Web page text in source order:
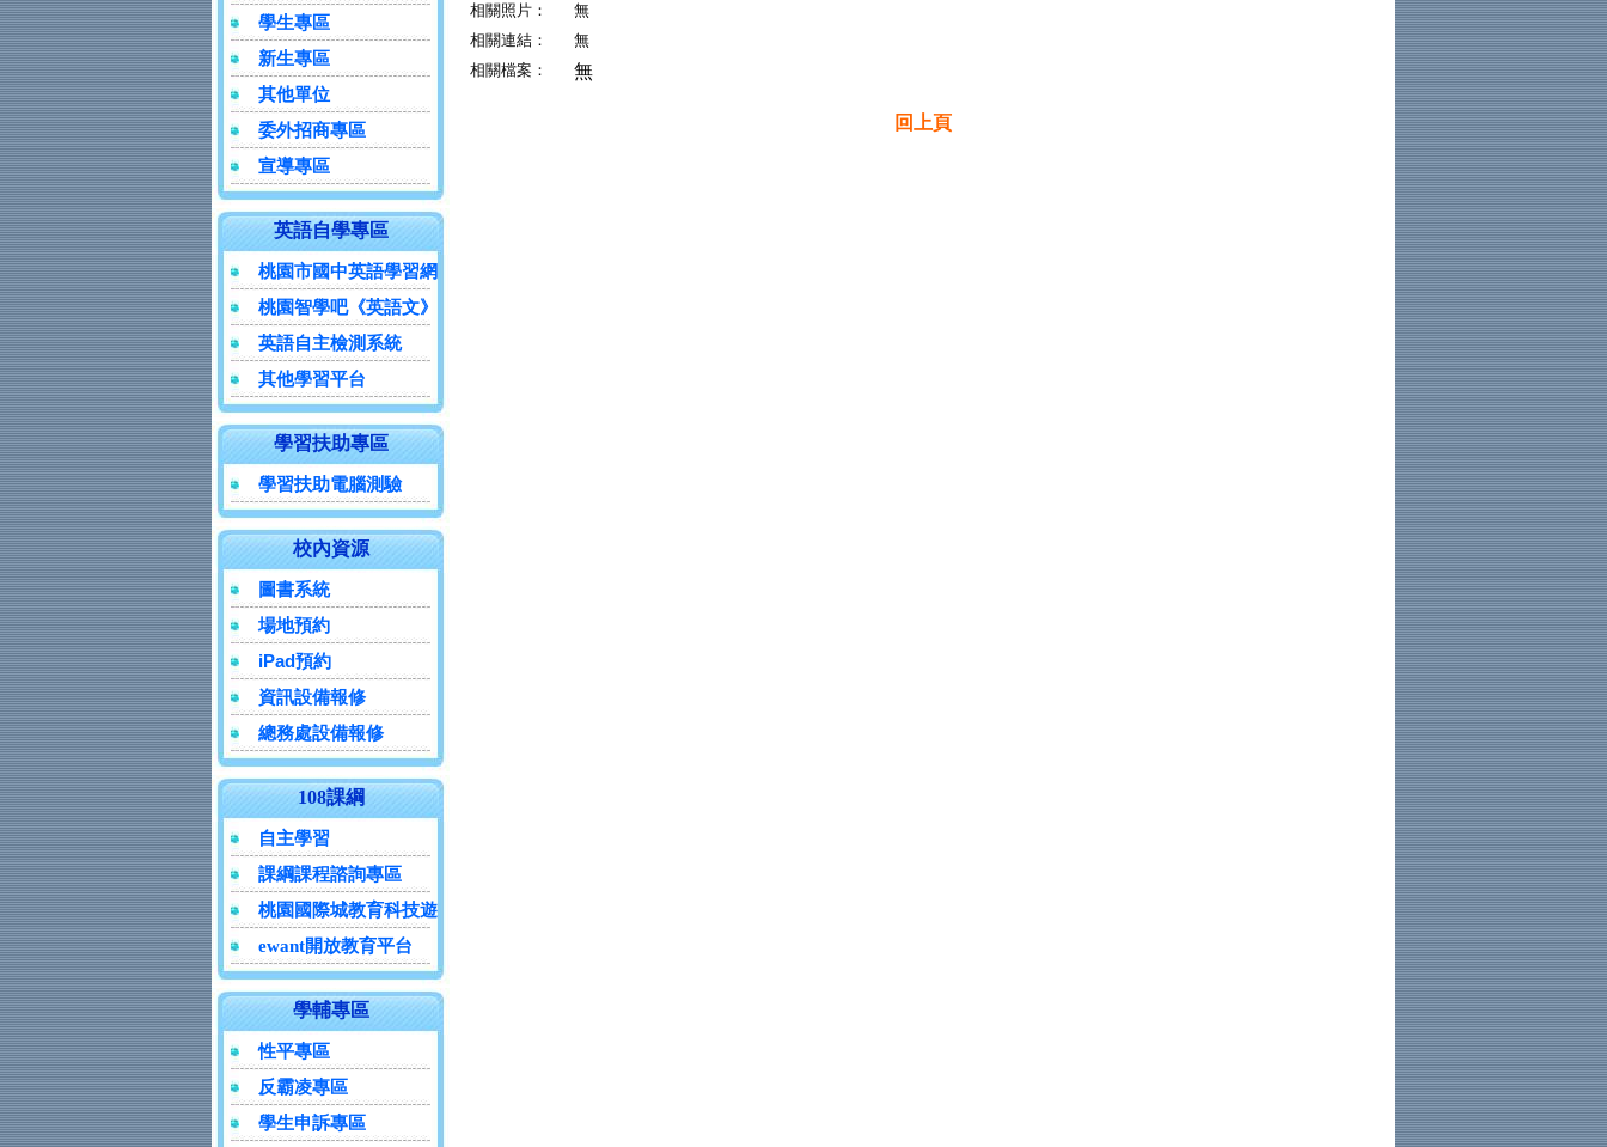
學生專區
新生專區
其他單位
委外招商專區
宣導專區
英語自學專區
桃園市國中英語學習網
桃園智學吧《英語文》
英語自主檢測系統
其他學習平台
學習扶助專區
學習扶助電腦測驗
校內資源
圖書系統
場地預約
iPad預約
資訊設備報修
總務處設備報修
108課綱
自主學習
課綱課程諮詢專區
桃園國際城教育科技遊
ewant開放教育平台
學輔專區
性平專區
反霸凌專區
學生申訴專區
相關照片：
無
相關連結：
無
相關檔案：
無
回上頁